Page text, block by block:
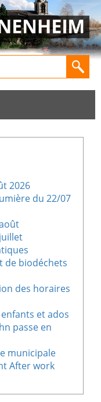
2026
du 22/07
de biodéchets
des horaires
et ados
passe en
municipale
After work